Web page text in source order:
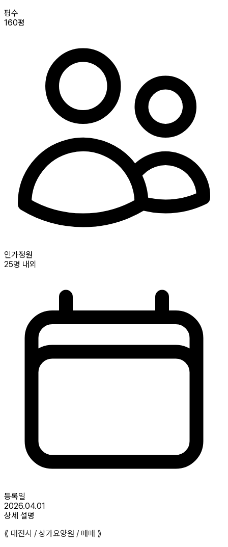
평수
160평
인가정원
25명 내외
등록일
2026.04.01
상세 설명
⟪ 대전시 / 상가요양원 / 매매 ⟫